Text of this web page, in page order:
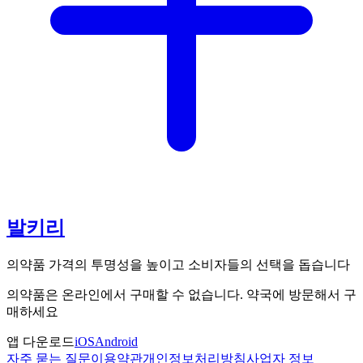
발키리
의약품 가격의 투명성을 높이고 소비자들의 선택을 돕습니다
의약품은 온라인에서 구매할 수 없습니다. 약국에 방문해서 구
매하세요
앱 다운로드iOSAndroid
자주 묻는 질문이용약관개인정보처리방침사업자 정보